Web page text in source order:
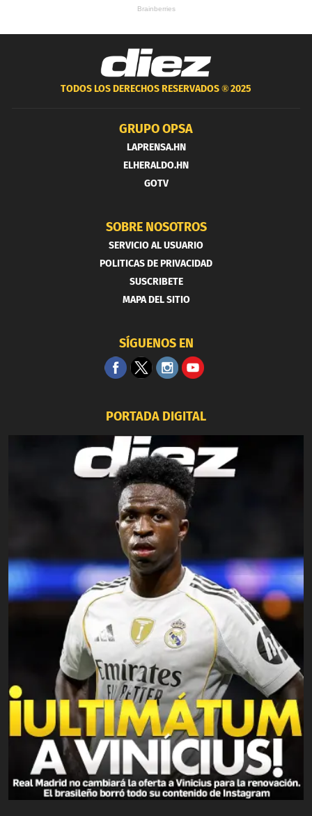
TODOS LOS DERECHOS RESERVADOS ®2025
GRUPO OPSA
LAPRENSA.HN
ELHERALDO.HN
GOTV
SOBRE NOSOTROS
SERVICIO AL USUARIO
POLITICAS DE PRIVACIDAD
SUSCRIBETE
MAPA DEL SITIO
SÍGUENOS EN
PORTADA DIGITAL